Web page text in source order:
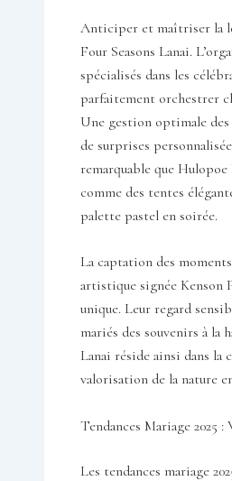
Anticiper et maîtriser la
Four Seasons Lanai.
spécialisés dans les
parfaitement orchestrer
Une gestion optimale
de surprises
remarquable que
comme des tentes
palette pastel en soirée.
La captation des
artistique signée Kenson
unique. Leur regard
mariés des souvenirs à la
Lanai réside ainsi dans la
valorisation de la nature
Tendances Mariage 2025
Les tendances mariage